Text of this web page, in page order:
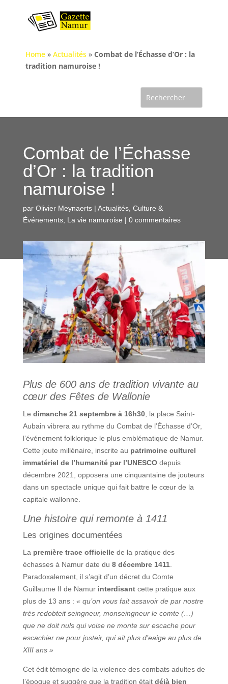
Home » Actualités » Combat de l’Échasse d’Or : la
tradition namuroise !
Combat de l’Échasse
d’Or : la tradition
namuroise !
par Olivier Meynaerts| Actualités, Culture &
Événements, La vie namuroise | 0 commentaires
Plus de 600 ans de tradition vivante au
cœur des Fêtes de Wallonie
Le dimanche 21 septembre à 16h30, la place Saint-
Aubain vibrera au rythme du Combat de l’Échasse d’Or,
l’événement folklorique le plus emblématique de Namur.
Cette joute millénaire, inscrite au patrimoine culturel
immatériel de l’humanité par l’UNESCOdepuis
décembre 2021, opposera une cinquantaine de jouteurs
dans un spectacle unique qui fait battre le cœur de la
capitale wallonne.
Une histoire qui remonte à 1411
Les origines documentées
La première trace officiellede la pratique des
échasses à Namur date du 8 décembre 1411.
Paradoxalement, il s’agit d’un décret du Comte
Guillaume II de Namur interdisantcette pratique aux
plus de 13 ans : « qu’on vous fait assavoir de par nostre
très redobteit seingneur, monseingneur le comte (…)
que ne doit nuls qui voise ne monte sur escache pour
escachier ne pour josteir, qui ait plus d’eaige au plus de
XIII ans »
Cet édit témoigne de la violence des combats adultes de
l’époque et suggère que la tradition était déjà bien